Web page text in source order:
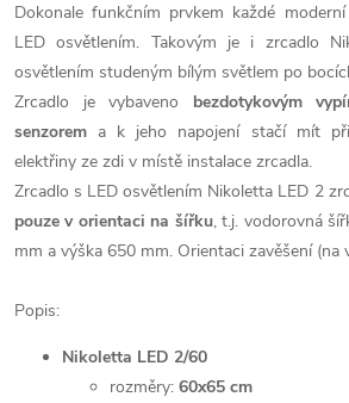
Dokonale funkčním prvkem každé
LED osvětlením. Takovým je i zrcadlo
osvětlením studeným bílým světlem po
Zrcadlo je vybaveno bezdotykovým
senzorem a k jeho napojení stačí mít
elektřiny ze zdi v místě instalace zrcadla.
Zrcadlo s LED osvětlením Nikoletta LED 2
pouze v orientaci na šířku, t.j. vodorovná
mm a výška 650 mm. Orientaci zavěšení (na
Popis:
Nikoletta LED 2/60
rozměry: 60x65 cm